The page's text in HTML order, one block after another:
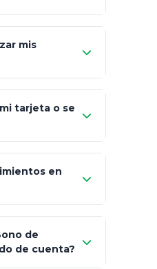
"Documentos"
mis
tarjeta o se
"Link
en
de
de cuenta?